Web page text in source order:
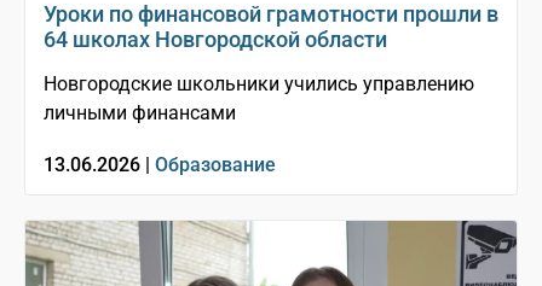
Уроки по финансовой грамотности прошли в
64 школах Новгородской области
Новгородские школьники учились управлению
личными финансами
13.06.2026 | Образование